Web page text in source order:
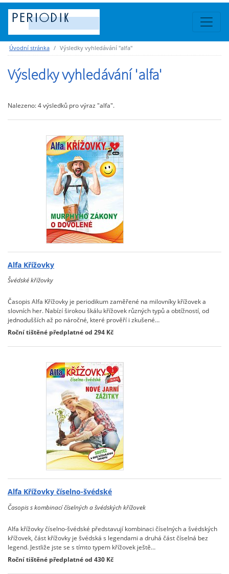
Úvodní stránka Výsledky vyhledávání "alfa"
Výsledky vyhledávání 'alfa'
Nalezeno: 4 výsledků pro výraz "alfa".
Alfa Křížovky
Švédské křížovky
Časopis Alfa Křížovky je periodikum zaměřené na milovníky křížovek a
slovních her. Nabízí širokou škálu křížovek různých typů a obtížností, od
jednodušších až po náročné, které prověří i zkušené…
Roční tištěné předplatné od 294 Kč
Alfa Křížovky číselno-švédské
Časopis s kombinací číselných a švédských křížovek
Alfa křížovky číselno-švédské představují kombinaci číselných a švédských
křížovek, část křížovky je švédská s legendami a druhá část číselná bez
legend. Jestliže jste se s tímto typem křížovek ještě…
Roční tištěné předplatné od 430 Kč